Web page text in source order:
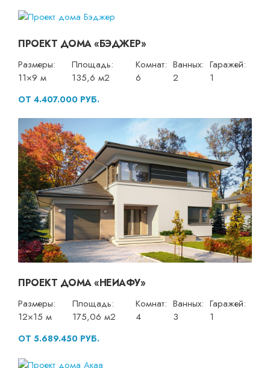
ПРОЕКТ ДОМА «БЭДЖЕР»
Размеры:
11×9 м
Площадь:
135,6 м2
Комнат:
6
Ванных:
2
Гаражей:
1
ОТ 4.407.000 РУБ.
ПРОЕКТ ДОМА «НЕИАФУ»
Размеры:
12×15 м
Площадь:
175,06 м2
Комнат:
4
Ванных:
3
Гаражей:
1
ОТ 5.689.450 РУБ.